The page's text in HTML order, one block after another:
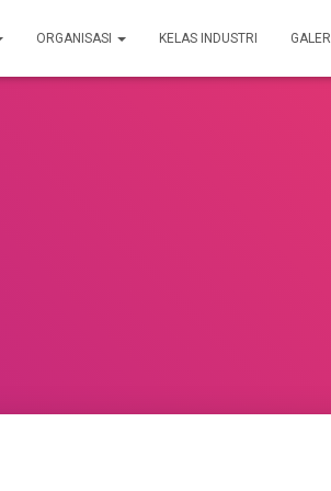
ORGANISASI KELAS INDUSTRI GALERI